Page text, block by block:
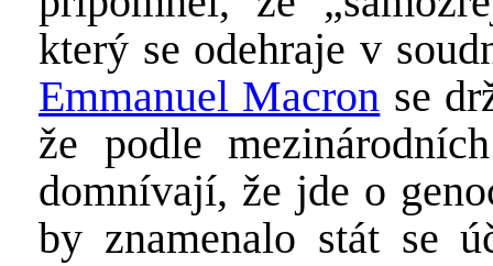
který se odehraje v
Emmanuel Macron se
že podle
domnívají, že jde o
by znamenalo stát se